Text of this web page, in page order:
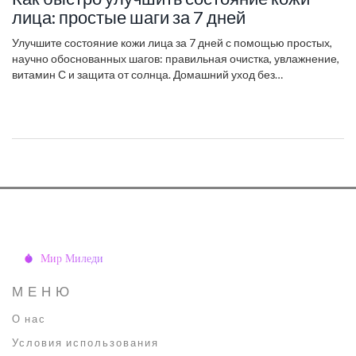
лица: простые шаги за 7 дней
Улучшите состояние кожи лица за 7 дней с помощью простых,
научно обоснованных шагов: правильная очистка, увлажнение,
витамин С и защита от солнца. Домашний уход без
МЕНЮ
О нас
Условия использования